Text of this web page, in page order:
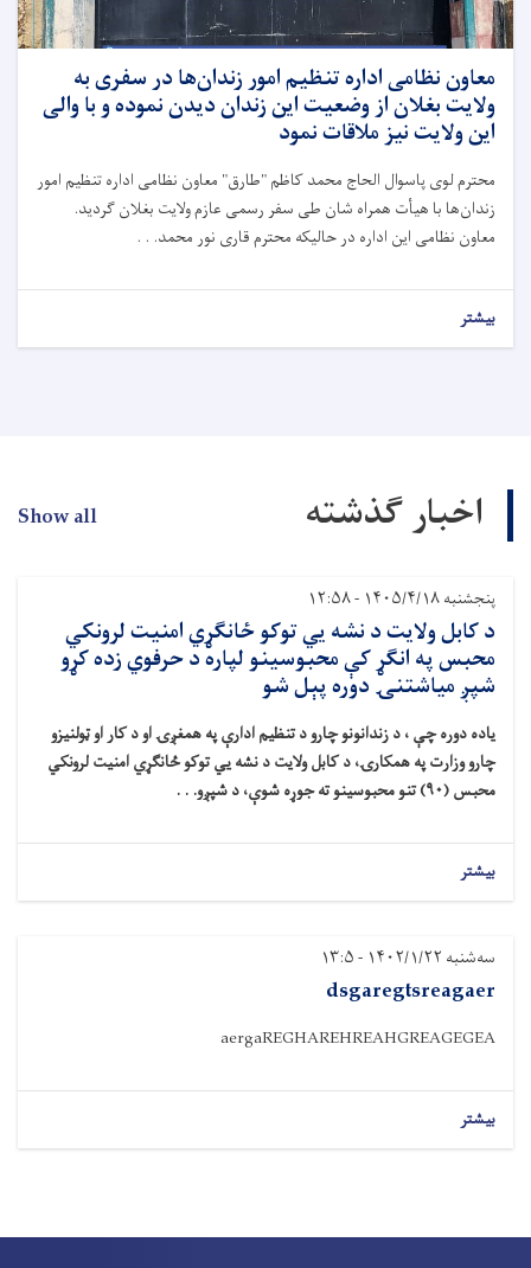
معاون نظامی اداره تنظیم امور زندان‌ها در سفری به
ولایت بغلان از وضعیت این زندان دیدن نموده و با والی
این ولایت نیز ملاقات نمود
محترم لوی پاسوال الحاج محمد کاظم "طارق" معاون نظامی اداره تنظیم امور
زندان‌ها با هیأت همراه شان طی سفر رسمی عازم ولایت بغلان گردید.
معاون نظامی این اداره در حالیکه محترم قاری نور محمد. . .
بیشتر
اخبار گذشته Show all
پنجشنبه ۱۴۰۵/۴/۱۸ - ۱۲:۵۸
د کابل ولایت د نشه یي توکو ځانګړي امنیت لرونکي
محبس په انګړ کې محبوسینو لپاره د حرفوي زده کړو
شپږ میاشتنۍ دوره پېل شو
یاده دوره چې ، د زندانونو چارو د تنظیم ادارې په همغږۍ او د کار او ټولنیزو
چارو وزارت په همکارۍ، د کابل ولایت د نشه یي توکو ځانګړي امنیت لرونکي
محبس (۹۰) تنو محبوسینو ته جوړه شوې، د شپږو. . .
بیشتر
سه‌شنبه ۱۴۰۲/۱/۲۲ - ۱۳:۵
dsgaregtsreagaer
aergaREGHAREHREAHGREAGEGEA
بیشتر